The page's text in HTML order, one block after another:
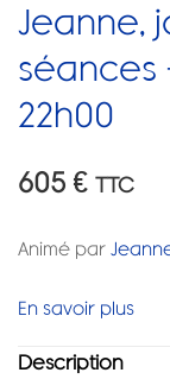
Jeanne,
séances
22h00
605 € TTC
Animé par
En savoir plus
Description